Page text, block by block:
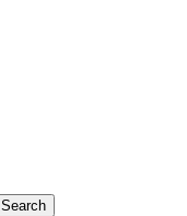
Search